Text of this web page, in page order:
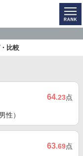
比較
64.23点
性）
63.69点